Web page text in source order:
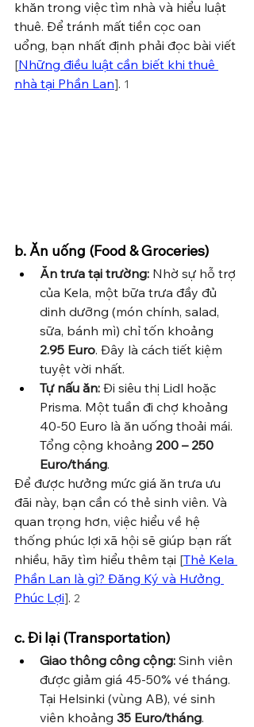
khăn trong việc tìm nhà và hiểu luật
thuê. Để tránh mất tiền cọc oan
uổng, bạn nhất định phải đọc bài viết
[Những điều luật cần biết khi thuê
nhà tại Phần Lan]. 1
b. Ăn uống (Food & Groceries)
Ăn trưa tại trường: Nhờ sự hỗ trợ
của Kela, một bữa trưa đầy đủ
dinh dưỡng (món chính, salad,
sữa, bánh mì) chỉ tốn khoảng
2.95 Euro. Đây là cách tiết kiệm
tuyệt vời nhất.
Tự nấu ăn: Đi siêu thị Lidl hoặc
Prisma. Một tuần đi chợ khoảng
40-50 Euro là ăn uống thoải mái.
Tổng cộng khoảng 200 – 250
Euro/tháng.
Để được hưởng mức giá ăn trưa ưu
đãi này, bạn cần có thẻ sinh viên. Và
quan trọng hơn, việc hiểu về hệ
thống phúc lợi xã hội sẽ giúp bạn rất
nhiều, hãy tìm hiểu thêm tại [Thẻ Kela
Phần Lan là gì? Đăng Ký và Hưởng
Phúc Lợi]. 2
c. Đi lại (Transportation)
Giao thông công cộng: Sinh viên
được giảm giá 45-50% vé tháng.
Tại Helsinki (vùng AB), vé sinh
viên khoảng 35 Euro/tháng.